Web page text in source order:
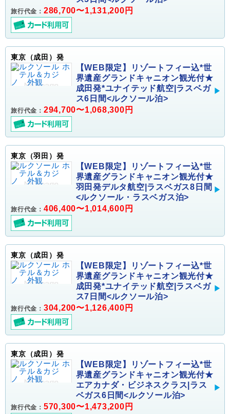
旅行代金： 286,700〜1,131,200円
東京（成田）発
【WEB限定】リゾートフィー込*世
界遺産グランドキャニオン観光付★
成田発*ユナイテッド航空|ラスベガ
ス6日間<ルクソール泊>
旅行代金： 294,700〜1,068,300円
東京（羽田）発
【WEB限定】リゾートフィー込*世
界遺産グランドキャニオン観光付★
羽田発デルタ航空|ラスベガス8日間
<ルクソール・ラスベガス泊>
旅行代金： 406,400〜1,014,600円
東京（成田）発
【WEB限定】リゾートフィー込*世
界遺産グランドキャニオン観光付★
成田発*ユナイテッド航空|ラスベガ
ス7日間<ルクソール泊>
旅行代金： 304,200〜1,126,400円
東京（成田）発
【WEB限定】リゾートフィー込*世
界遺産グランドキャニオン観光付★
エアカナダ・ビジネスクラス|ラス
ベガス6日間<ルクソール泊>
旅行代金： 570,300〜1,473,200円